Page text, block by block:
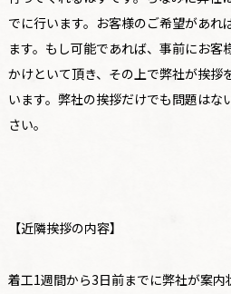
でに行います。お客様のご希望があれ
ます。もし可能であれば、事前にお客
かけといて頂き、その上で弊社が挨拶
います。弊社の挨拶だけでも問題はな
さい。
【近隣挨拶の内容】
着工1週間から3日前までに弊社が案内